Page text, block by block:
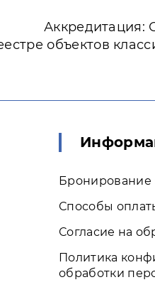
Аккредитация:
объектов
Бронирование
Способы
Согласие на
Политика
обработки